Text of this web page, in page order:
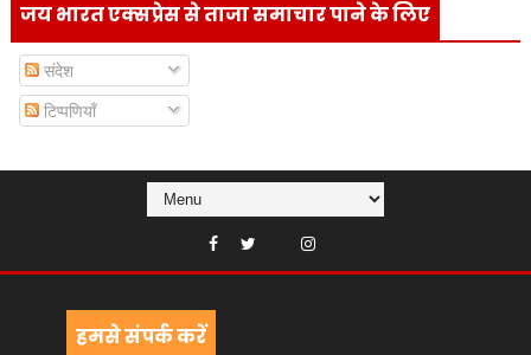
जय भारत एक्सप्रेस से ताजा समाचार पाने के लिए
संदेश
टिप्पणियाँ
हमसे संपर्क करें